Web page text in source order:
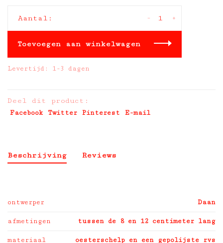
Aantal: +
-
Toevoegen aan winkelwagen
Levertijd: 1-3 dagen
Deel dit product:
Facebook Twitter Pinterest E-mail
Beschrijving Reviews
ontwerper Daan
afmetingen tussen de 8 en 12 centimeter lang
materiaal oesterschelp en een gepolijste rvs